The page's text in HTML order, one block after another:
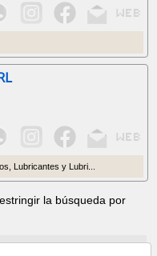
Lubricantes y Lubri...
la búsqueda por